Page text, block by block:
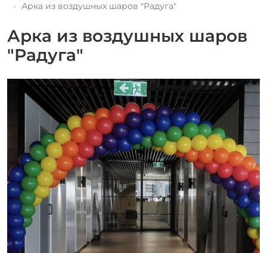
Арка из воздушных шаров "Радуга"
Арка из воздушных шаров
"Радуга"